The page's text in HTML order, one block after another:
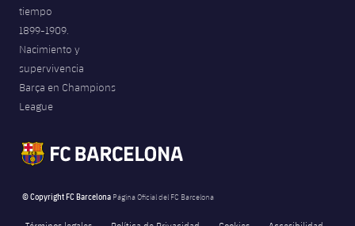
Fotos
VALORANT Game Changers
eFootball
tiempo
1899-1909.
Nacimiento y
supervivencia
Barça en Champions
League
© Copyright FC Barcelona Página Oficial del FC Barcelona